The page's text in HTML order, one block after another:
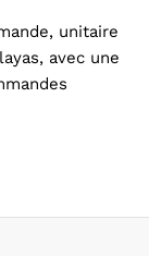
unitaire
avec une